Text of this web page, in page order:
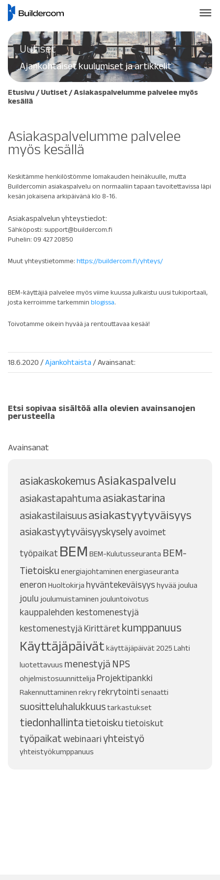
Uutiset
Ajankohtaiset kuulumiset ja artikkelit
Etusivu /Uutiset /Asiakaspalvelumme palvelee myös
kesällä
Asiakaspalvelumme palvelee
myös kesällä
Keskitämme henkilöstömme lomakauden heinäkuulle, mutta
Buildercomin asiakaspalvelu on normaaliin tapaan tavoitettavissa läpi
kesän jokaisena arkipäivänä klo 8-16.
Asiakaspalvelun yhteystiedot:
Sähköposti: support@buildercom.fi
Puhelin: 09 427 20850
Muut yhteystietomme: https://buildercom.fi/yhteys/
BEM-käyttäjiä palvelee myös viime kuussa julkaistu uusi tukiportaali,
josta kerroimme tarkemmin blogissa.
Toivotamme oikein hyvää ja rentouttavaa kesää!
18.6.2020 /Ajankohtaista / Avainsanat:
Etsi sopivaa sisältöä alla olevien avainsanojen
perusteella
Avainsanat
asiakaskokemusAsiakaspalvelu
asiakastapahtuma asiakastarina
asiakastilaisuusasiakastyytyväisyys
asiakastyytyväisyyskyselyavoimet
työpaikat BEM BEM-Kulutusseuranta BEM-
Tietoisku energiajohtaminen energiaseuranta
eneron Huoltokirja hyväntekeväisyys hyvää joulua
joulu joulumuistaminen jouluntoivotus
kauppalehden kestomenestyjä
kestomenestyjä Kirittäretkumppanuus
Käyttäjäpäivät käyttäjäpäivät 2025 Lahti
luotettavuus menestyjä NPS
ohjelmistosuunnittelija Projektipankki
Rakennuttaminen rekry rekrytointi senaatti
suositteluhalukkuustarkastukset
tiedonhallintatietoiskutietoiskut
työpaikatwebinaariyhteistyö
yhteistyökumppanuus